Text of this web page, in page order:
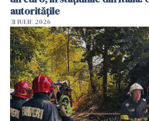
autoritățile
31 IULIE 2026